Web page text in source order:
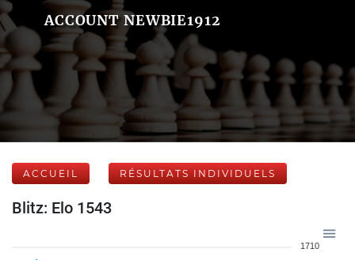
ACCOUNT NEWBIE1912
ACCUEIL RÉSULTATS INDIVIDUELS
Blitz: Elo 1543
1710